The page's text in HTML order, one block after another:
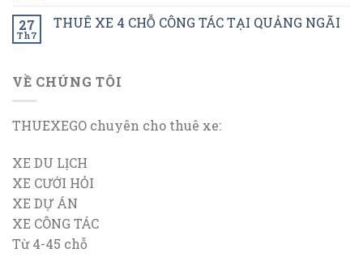
27
Th7
THUÊ XE 4 CHỖ CÔNG TÁC TẠI QUẢNG NGÃI
VỀ CHÚNG TÔI
THUEXEGO chuyên cho thuê xe:
XE DU LỊCH
XE CƯỚI HỎI
XE DỰ ÁN
XE CÔNG TÁC
Từ 4-45 chỗ